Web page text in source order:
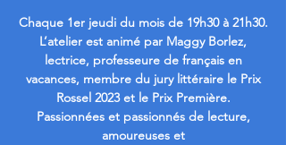
Chaque 1er jeudi du mois de 19h30 à 21h30.
L’atelier est animé par Maggy Borlez,
lectrice, professeure de français en
vacances, membre du jury littéraire le Prix
Rossel 2023 et le Prix Première.
Passionnées et passionnés de lecture,
amoureuses et